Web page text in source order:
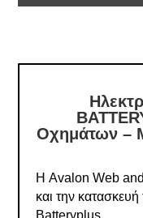
Οχημάτων –
Η Avalon Web
και την κατασκευή
Batteryplus.